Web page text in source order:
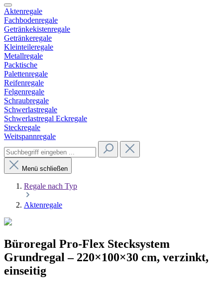
Aktenregale
Fachbodenregale
Getränkekistenregale
Getränkeregale
Kleinteileregale
Metallregale
Packtische
Palettenregale
Reifenregale
Felgenregale
Schraubregale
Schwerlastregale
Schwerlastregal Eckregale
Steckregale
Weitspannregale
Menü schließen
Regale nach Typ
Aktenregale
Büroregal Pro-Flex Stecksystem
Grundregal – 220×100×30 cm, verzinkt,
einseitig